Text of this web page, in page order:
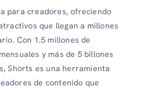
para creadores, ofreciendo
que llegan a millones
Con 1.5 millones de
y más de 5 billones
Shorts es una herramienta
de contenido que